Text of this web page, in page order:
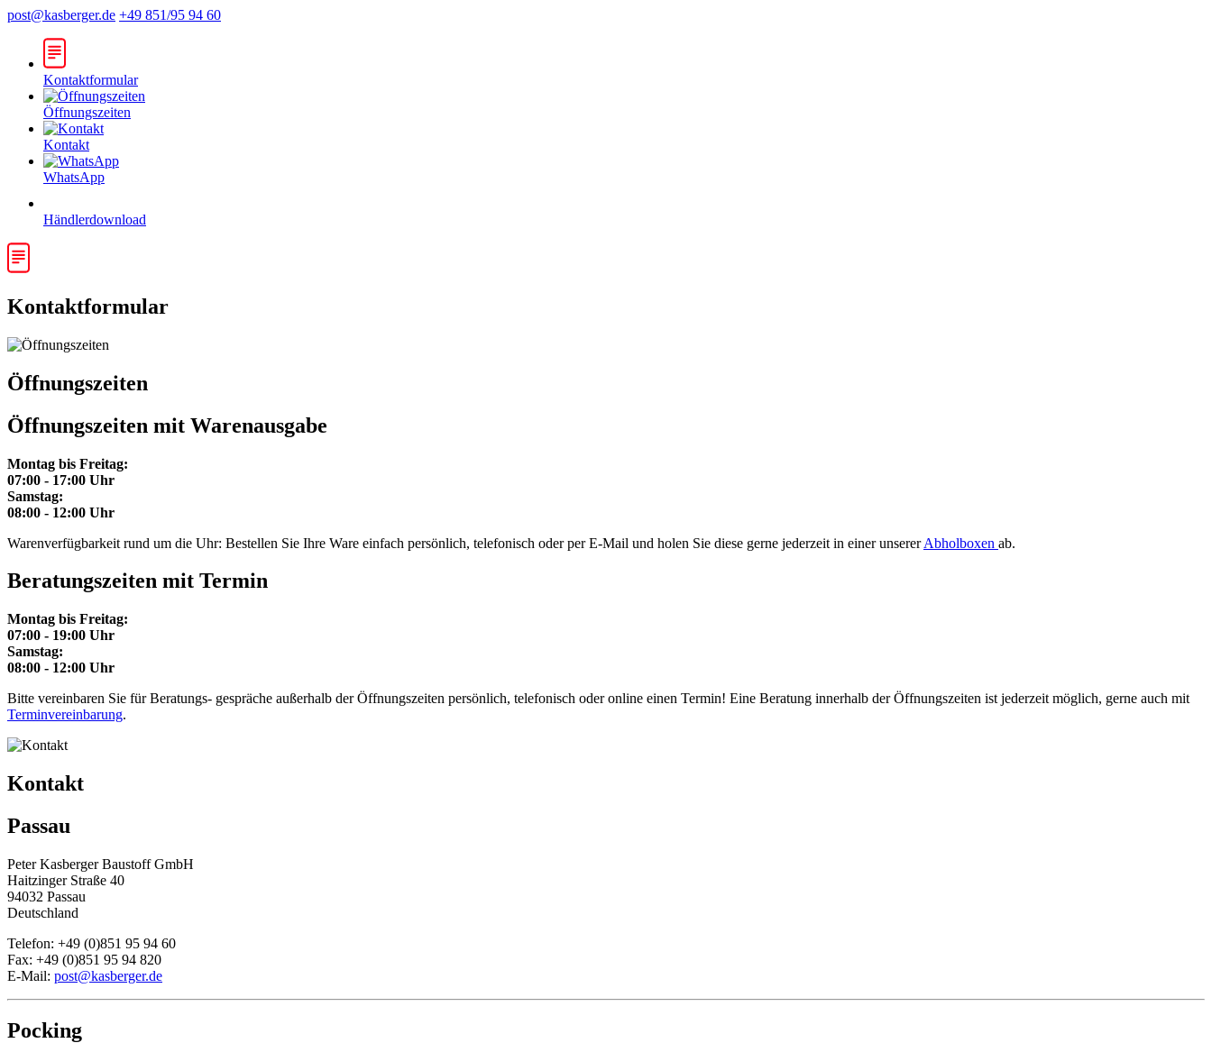
post@kasberger.de +49 851/95 94 60
Kontaktformular
Öffnungszeiten
Kontakt
WhatsApp
Händlerdownload
Kontaktformular
Öffnungszeiten
Öffnungszeiten mit Warenausgabe
Montag bis Freitag:
07:00 - 17:00 Uhr
Samstag:
08:00 - 12:00 Uhr
Warenverfügbarkeit rund um die Uhr: Bestellen Sie Ihre Ware einfach persönlich, telefonisch oder per E-Mail und holen Sie diese gerne jederzeit in einer unsererAbholboxen ab.
Beratungszeiten mit Termin
Montag bis Freitag:
07:00 - 19:00 Uhr
Samstag:
08:00 - 12:00 Uhr
Bitte vereinbaren Sie für Beratungs- gespräche außerhalb der Öffnungszeiten persönlich, telefonisch oder online einen Termin! Eine Beratung innerhalb der Öffnungszeiten ist jederzeit möglich, gerne auch mit
Terminvereinbarung.
Kontakt
Passau
Peter Kasberger Baustoff GmbH
Haitzinger Straße 40
94032 Passau
Deutschland
Telefon: +49 (0)851 95 94 60
Fax: +49 (0)851 95 94 820
E-Mail: post@kasberger.de
Pocking